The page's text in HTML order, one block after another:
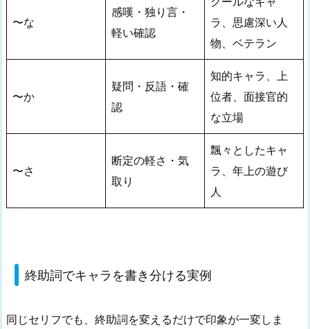
〜な
感嘆・独り言・
軽い確認
ラ、思慮深い人
物、ベテラン
〜か
疑問・反語・確
認
知的キャラ、上
位者、面接官的
な立場
〜さ
断定の軽さ・気
取り
飄々としたキャ
ラ、年上の遊び
人
終助詞でキャラを書き分ける実例
同じセリフでも、終助詞を変えるだけで印象が一変しま